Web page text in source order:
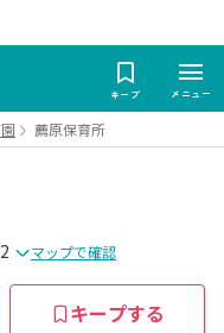
キープ メニュー
薦原保育所
マップで確認
キープする